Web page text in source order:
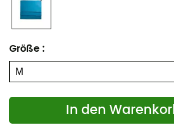
Größe :
In den
Die Vorbereitungen für die große
schwierig. Sie müssen sich für
obwohl der Platz begrenzt ist.
Towel M
Dank ihrerkompakten Größe von
auf all Ihre Abenteuer oder
mitnehmen. Wir schätzen ihr